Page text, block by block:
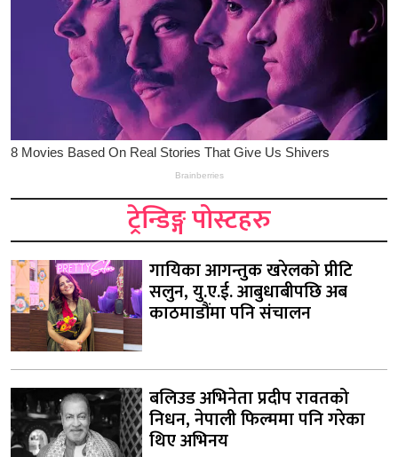
ट्रेन्डिङ्ग पोस्टहरु
गायिका आगन्तुक खरेलको प्रीटि
सलुन, यु.ए.ई. आबुधाबीपछि अब
काठमाडौंमा पनि संचालन
बलिउड अभिनेता प्रदीप रावतको
निधन, नेपाली फिल्ममा पनि गरेका
थिए अभिनय